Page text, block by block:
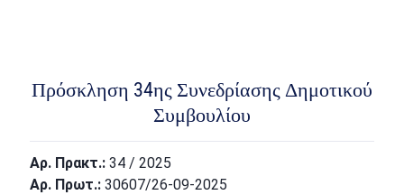
Πρόσκληση 34ης Συνεδρίασης Δημοτικού
Συμβουλίου
Αρ. Πρακτ.: 34 / 2025
Αρ. Πρωτ.: 30607/26-09-2025